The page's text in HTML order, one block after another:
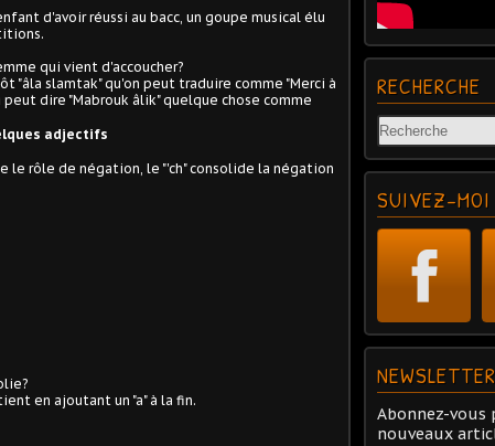
d'avoir réussi au bacc, un goupe musical élu
qui vient d'accoucher?
"âla slamtak" qu'on peut traduire comme "Merci à
dire "Mabrouk âlik" quelque chose comme
adjectifs
le rôle de négation, le "'ch" consolide la négation
en ajoutant un "a" à la fin.
RECHERCHE
SUIVEZ-MOI
NEWSLETTER
Abonnez-vous
nouveaux